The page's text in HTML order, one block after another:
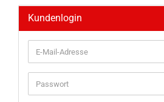
Kundenlogin
E-
Mail-
Adresse
Passwort